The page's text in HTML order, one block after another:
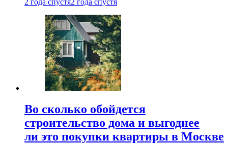
Во сколько обойдется
строительство дома и выгоднее
ли это покупки квартиры в Москве